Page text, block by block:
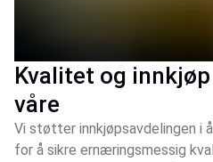
Kvalitet og
våre
Vi støtter innkjøpsavdelingen i
for å sikre ernæringsmessig